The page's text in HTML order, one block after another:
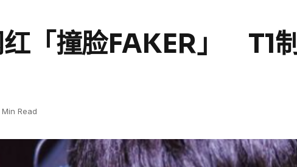
「撞脸FAKER」 T1
Min Read